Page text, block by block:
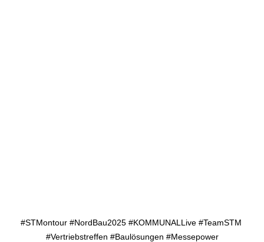
#STMontour #NordBau2025 #KOMMUNALLive #TeamSTM
#Vertriebstreffen #Baulösungen #Messepower